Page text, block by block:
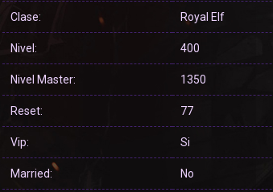
Clase: Royal Elf
Nivel: 400
Nivel Master: 1350
Reset: 77
Vip: Si
Married: No